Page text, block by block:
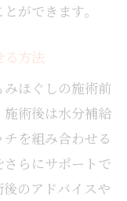
ができます。
る方法
ほぐしの施術前
術後は水分補給
を組み合わせる
らにサポートで
のアドバイスや